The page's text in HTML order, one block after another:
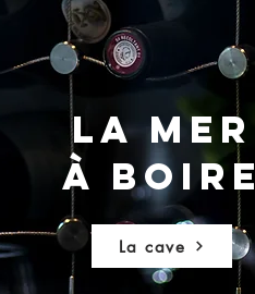
La mer
à boire
La cave